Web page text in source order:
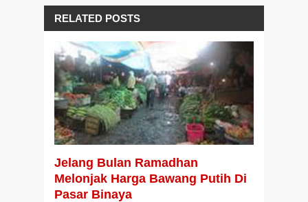
RELATED POSTS
Jelang Bulan Ramadhan
Melonjak Harga Bawang Putih Di
Pasar Binaya